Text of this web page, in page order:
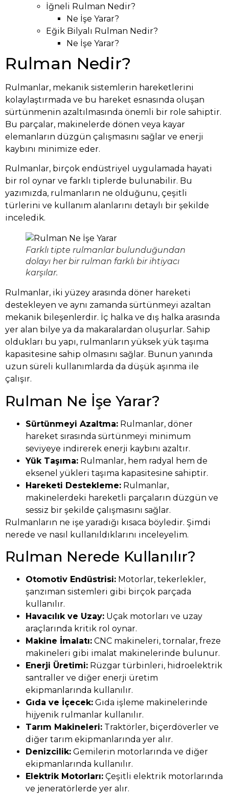
İğneli Rulman Nedir?
Ne İşe Yarar?
Eğik Bilyalı Rulman Nedir?
Ne İşe Yarar?
Rulman Nedir?
Rulmanlar, mekanik sistemlerin hareketlerini
kolaylaştırmada ve bu hareket esnasında oluşan
sürtünmenin azaltılmasında önemli bir role sahiptir.
Bu parçalar, makinelerde dönen veya kayar
elemanların düzgün çalışmasını sağlar ve enerji
kaybını minimize eder.
Rulmanlar, birçok endüstriyel uygulamada hayati
bir rol oynar ve farklı tiplerde bulunabilir. Bu
yazımızda, rulmanların ne olduğunu, çeşitli
türlerini ve kullanım alanlarını detaylı bir şekilde
inceledik.
Farklı tipte rulmanlar bulunduğundan
dolayı her bir rulman farklı bir ihtiyacı
karşılar.
Rulmanlar, iki yüzey arasında döner hareketi
destekleyen ve aynı zamanda sürtünmeyi azaltan
mekanik bileşenlerdir. İç halka ve dış halka arasında
yer alan bilye ya da makaralardan oluşurlar. Sahip
oldukları bu yapı, rulmanların yüksek yük taşıma
kapasitesine sahip olmasını sağlar. Bunun yanında
uzun süreli kullanımlarda da düşük aşınma ile
çalışır.
Rulman Ne İşe Yarar?
Sürtünmeyi Azaltma: Rulmanlar, döner
hareket sırasında sürtünmeyi minimum
seviyeye indirerek enerji kaybını azaltır.
Yük Taşıma: Rulmanlar, hem radyal hem de
eksenel yükleri taşıma kapasitesine sahiptir.
Hareketi Destekleme: Rulmanlar,
makinelerdeki hareketli parçaların düzgün ve
sessiz bir şekilde çalışmasını sağlar.
Rulmanların ne işe yaradığı kısaca böyledir. Şimdi
nerede ve nasıl kullanıldıklarını inceleyelim.
Rulman Nerede Kullanılır?
Otomotiv Endüstrisi: Motorlar, tekerlekler,
şanzıman sistemleri gibi birçok parçada
kullanılır.
Havacılık ve Uzay: Uçak motorları ve uzay
araçlarında kritik rol oynar.
Makine İmalatı: CNC makineleri, tornalar, freze
makineleri gibi imalat makinelerinde bulunur.
Enerji Üretimi: Rüzgar türbinleri, hidroelektrik
santraller ve diğer enerji üretim
ekipmanlarında kullanılır.
Gıda ve İçecek: Gıda işleme makinelerinde
hijyenik rulmanlar kullanılır.
Tarım Makineleri: Traktörler, biçerdöverler ve
diğer tarım ekipmanlarında yer alır.
Denizcilik: Gemilerin motorlarında ve diğer
ekipmanlarında kullanılır.
Elektrik Motorları: Çeşitli elektrik motorlarında
ve jeneratörlerde yer alır.